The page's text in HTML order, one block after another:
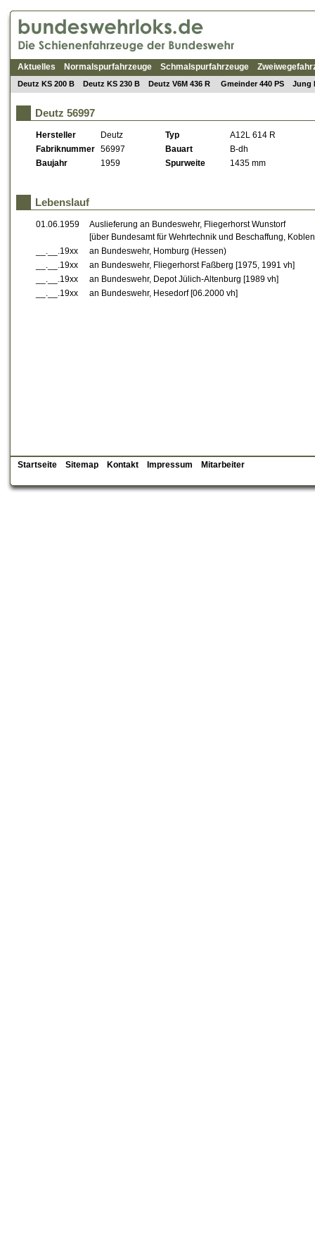
Aktuelles Normalspurfahrzeuge Schmalspurfahrzeuge
Deutz KS 200 B Deutz KS 230 B Deutz V6M 436 R Gmeinder 440 PS Jung
Deutz 56997
Hersteller Deutz Typ
A12L 614 R
Fabriknummer 56997 Bauart
B-dh
Baujahr
1959 Spurweite 1435 mm
Lebenslauf
01.06.1959
Auslieferung an Bundeswehr, Fliegerhorst Wunstorf
[über Bundesamt für Wehrtechnik und Beschaffung,
__.__.19xx
an Bundeswehr, Homburg (Hessen)
__.__.19xx
an Bundeswehr, Fliegerhorst Faßberg [1975, 1991 vh]
__.__.19xx
an Bundeswehr, Depot Jülich-Altenburg [1989 vh]
__.__.19xx
an Bundeswehr, Hesedorf [06.2000 vh]
Startseite Sitemap Kontakt Impressum Mitarbeiter